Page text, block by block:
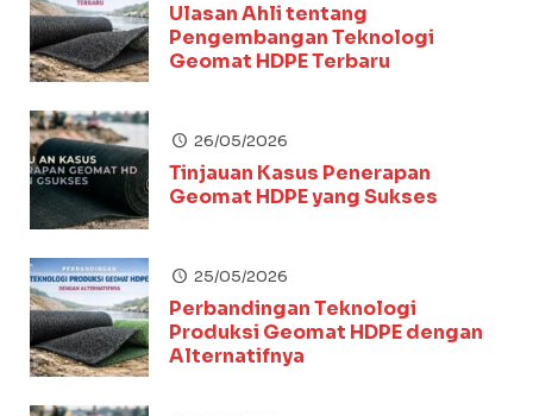
Ulasan Ahli tentang
Pengembangan Teknologi
Geomat HDPE Terbaru
26/05/2026
Tinjauan Kasus Penerapan
Geomat HDPE yang Sukses
25/05/2026
Perbandingan Teknologi
Produksi Geomat HDPE dengan
Alternatifnya